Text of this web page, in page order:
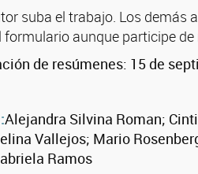
suba el trabajo. Los
aunque participe
de resúmenes: 15 de
:Alejandra Silvina Roman;
Vallejos; Mario
Ramos